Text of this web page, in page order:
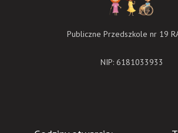
Publiczne Przedszkole nr 19
NIP: 6181033933